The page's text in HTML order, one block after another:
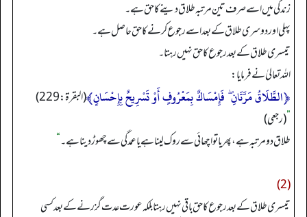
زندگی میں اسے صرف تین مرتبہ طلاق دینے کا حق ہے۔
پہلی اور دوسری طلاق کے بعد اسے رجوع کرنے کا حق حاصل ہے۔
تیسری طلاق کے بعد رجوع کا حق نہیں رہتا۔
اللہ تعالیٰ نے فرمایا:
﴿الطَّلَاقُ مَرَّ‌تَانِ ۖ فَإِمْسَاكٌ بِمَعْرُ‌وفٍ أَوْ تَسْرِ‌يحٌ بِإِحْسَانٍ﴾(البقرة: 229)
”(رجعی)
طلاق دو مرتبہ ہے، پھر یا تو اچھائی سے روک لینا ہے یا عمدگی سے چھوڑ دینا ہے۔“
(2)
تیسری طلاق کے بعد رجوع کا حق باقی نہیں رہتا بلکہ عورت عدت گزرنے کے بعد کسی